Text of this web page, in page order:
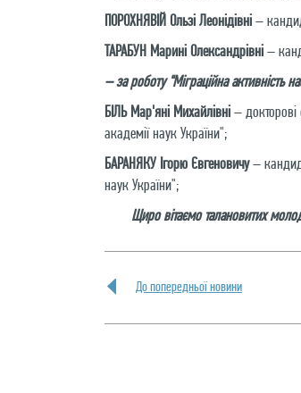
ПОРОХНЯВІЙ Ользі Леонідівні–
ТАРАБУН Марині Олександрівні–
– за роботу "Міграційна активність
БІЛЬ Мар'яні Михайлівні– докторові
академії наук України";
БАРАНЯКУ Ігорю Євгеновичу–
наук України";
Щиро вітаємо талановитих
До попередньої новини